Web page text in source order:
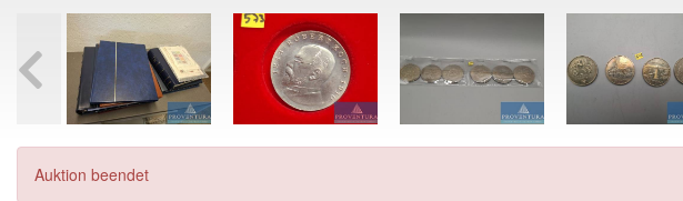
Auktion beendet